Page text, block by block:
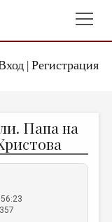
| Регистрация
Папа на